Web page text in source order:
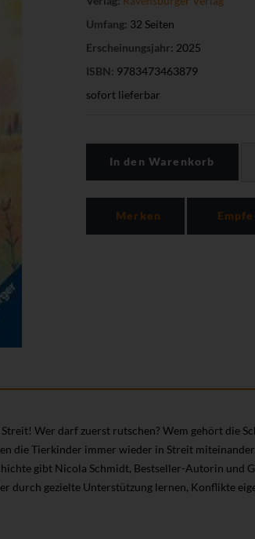
Umfang: 32 Seiten
Erscheinungsjahr: 2025
ISBN: 9783473463879
sofort lieferbar
In den Warenkorb
Merken
Wer darf zuerst rutschen? Wem gehört die
die Tierkinder immer wieder in Streit
gibt Nicola Schmidt, Bestseller-Autorin und
durch gezielte Unterstützung lernen, Konflikte